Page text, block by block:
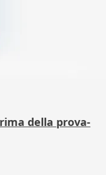
della prova-